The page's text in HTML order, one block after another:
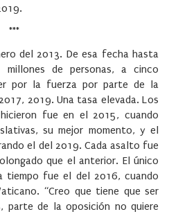
***
del 2013. De esa fecha hasta
de personas, a cinco
por la fuerza por parte de la
2019. Una tasa elevada. Los
fue en el 2015, cuando
su mejor momento, y el
el del 2019. Cada asalto fue
que el anterior. El único
tiempo fue el del 2016, cuando
“Creo que tiene que ser
parte de la oposición no quiere